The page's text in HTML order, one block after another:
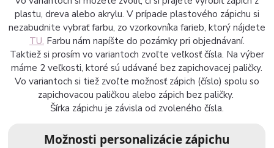
plastu, dreva alebo akrylu. V prípade plastového zápichu si
nezabudnite vybrať farbu, zo vzorkovníka farieb, ktorý nájdete
TU. Farbu nám napíšte do pozámky pri objednávaní.
Taktiež si prosím vo variantoch zvoľte veľkosť čísla. Na výber
máme 2 veľkosti, ktoré sú udávané bez zapichovacej paličky.
Vo variantoch si tiež zvoľte možnosť zápich (číslo) spolu so
zapichovacou paličkou alebo zápich bez paličky.
Šírka zápichu je závisla od zvoleného čísla.
Možnosti personalizácie zápichu